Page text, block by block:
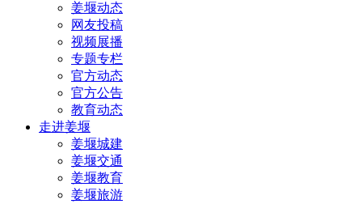
姜堰动态
网友投稿
视频展播
专题专栏
官方动态
官方公告
教育动态
走进姜堰
姜堰城建
姜堰交通
姜堰教育
姜堰旅游